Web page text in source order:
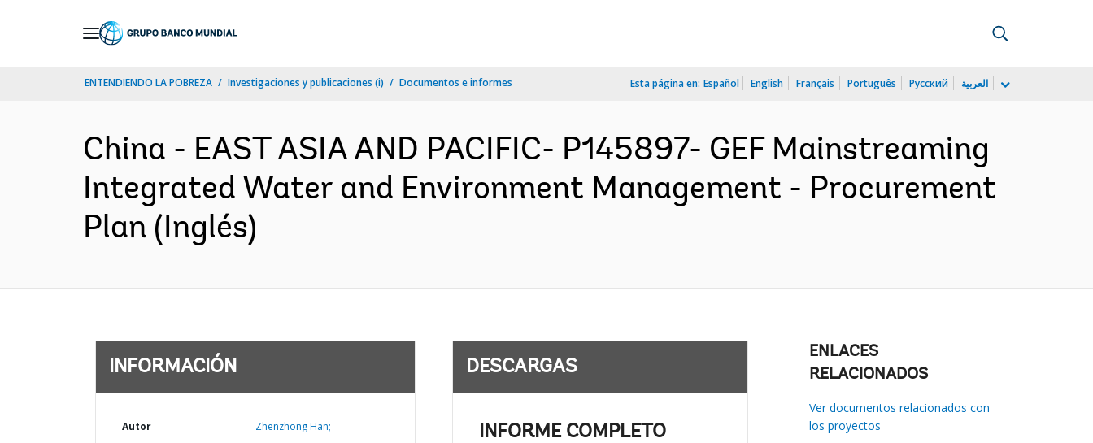
ENTENDIENDO LA POBREZA Investigaciones y publicaciones (i) Documentos e informes Esta página en: Español English Français Português Русский العربية
China - EAST ASIA AND PACIFIC- P145897- GEF Mainstreaming
Integrated Water and Environment Management - Procurement
Plan (Inglés)
INFORMACIÓN
Autor Zhenzhong Han;
DESCARGAS
INFORME COMPLETO
ENLACES
RELACIONADOS
Ver documentos relacionados con
los proyectos